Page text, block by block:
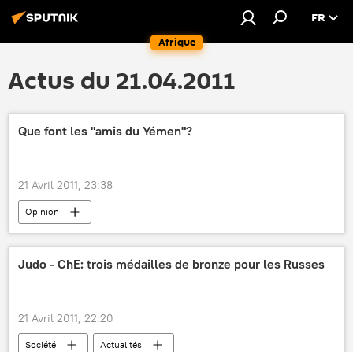
Afrique
FR
Actus du 21.04.2011
Que font les "amis du Yémen"?
21 Avril 2011, 23:38
Opinion
Manifestations anti-gouvernementales au Yémen (2011)
Judo - ChE: trois médailles de bronze pour les Russes
21 Avril 2011, 22:20
Société Actualités